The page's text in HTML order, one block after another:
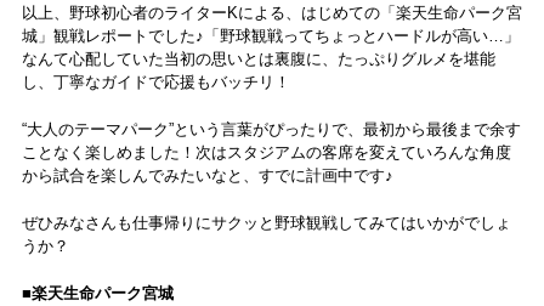
以上、野球初心者のライターKによる、はじめての「楽天生命パーク宮
城」観戦レポートでした♪「野球観戦ってちょっとハードルが高い…」
なんて心配していた当初の思いとは裏腹に、たっぷりグルメを堪能
し、丁寧なガイドで応援もバッチリ！
“大人のテーマパーク”という言葉がぴったりで、最初から最後まで余す
ことなく楽しめました！次はスタジアムの客席を変えていろんな角度
から試合を楽しんでみたいなと、すでに計画中です♪
ぜひみなさんも仕事帰りにサクッと野球観戦してみてはいかがでしょ
うか？
■楽天生命パーク宮城